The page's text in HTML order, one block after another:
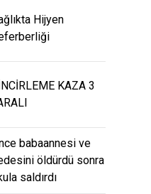
Hijyen
KAZA 3
babaannesi ve
öldürdü sonra
saldırdı